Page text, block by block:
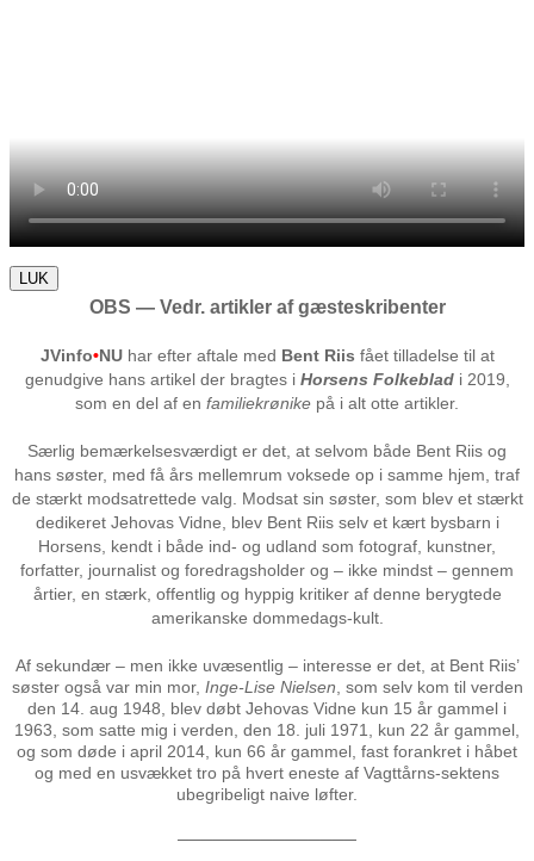
LUK
OBS — Vedr. artikler af gæsteskribenter
JVinfo•NUhar efter aftale med Bent Riis fået tilladelse til at
genudgive hans artikel der bragtes i Horsens Folkeblad i 2019,
som en del af en familiekrønike på i alt otte artikler.
Særlig bemærkelsesværdigt er det, at selvom både Bent Riis og
hans søster, med få års mellemrum voksede op i samme hjem, traf
de stærkt modsatrettede valg. Modsat sin søster, som blev et stærkt
dedikeret Jehovas Vidne, blev Bent Riis selv et kært bysbarn i
Horsens, kendt i både ind- og udland som fotograf, kunstner,
forfatter, journalist og foredragsholder og – ikke mindst – gennem
årtier, en stærk, offentlig og hyppig kritiker af denne berygtede
amerikanske dommedags-kult.
Af sekundær – men ikke uvæsentlig – interesse er det, at Bent Riis’
søster også var min mor, Inge-Lise Nielsen , som selv kom til verden
den 14. aug 1948, blev døbt Jehovas Vidne kun 15 år gammel i
1963, som satte mig i verden, den 18. juli 1971, kun 22 år gammel,
og som døde i april 2014, kun 66 år gammel, fast forankret i håbet
og med en usvækket tro på hvert eneste af Vagttårns-sektens
ubegribeligt naive løfter.
───────────────